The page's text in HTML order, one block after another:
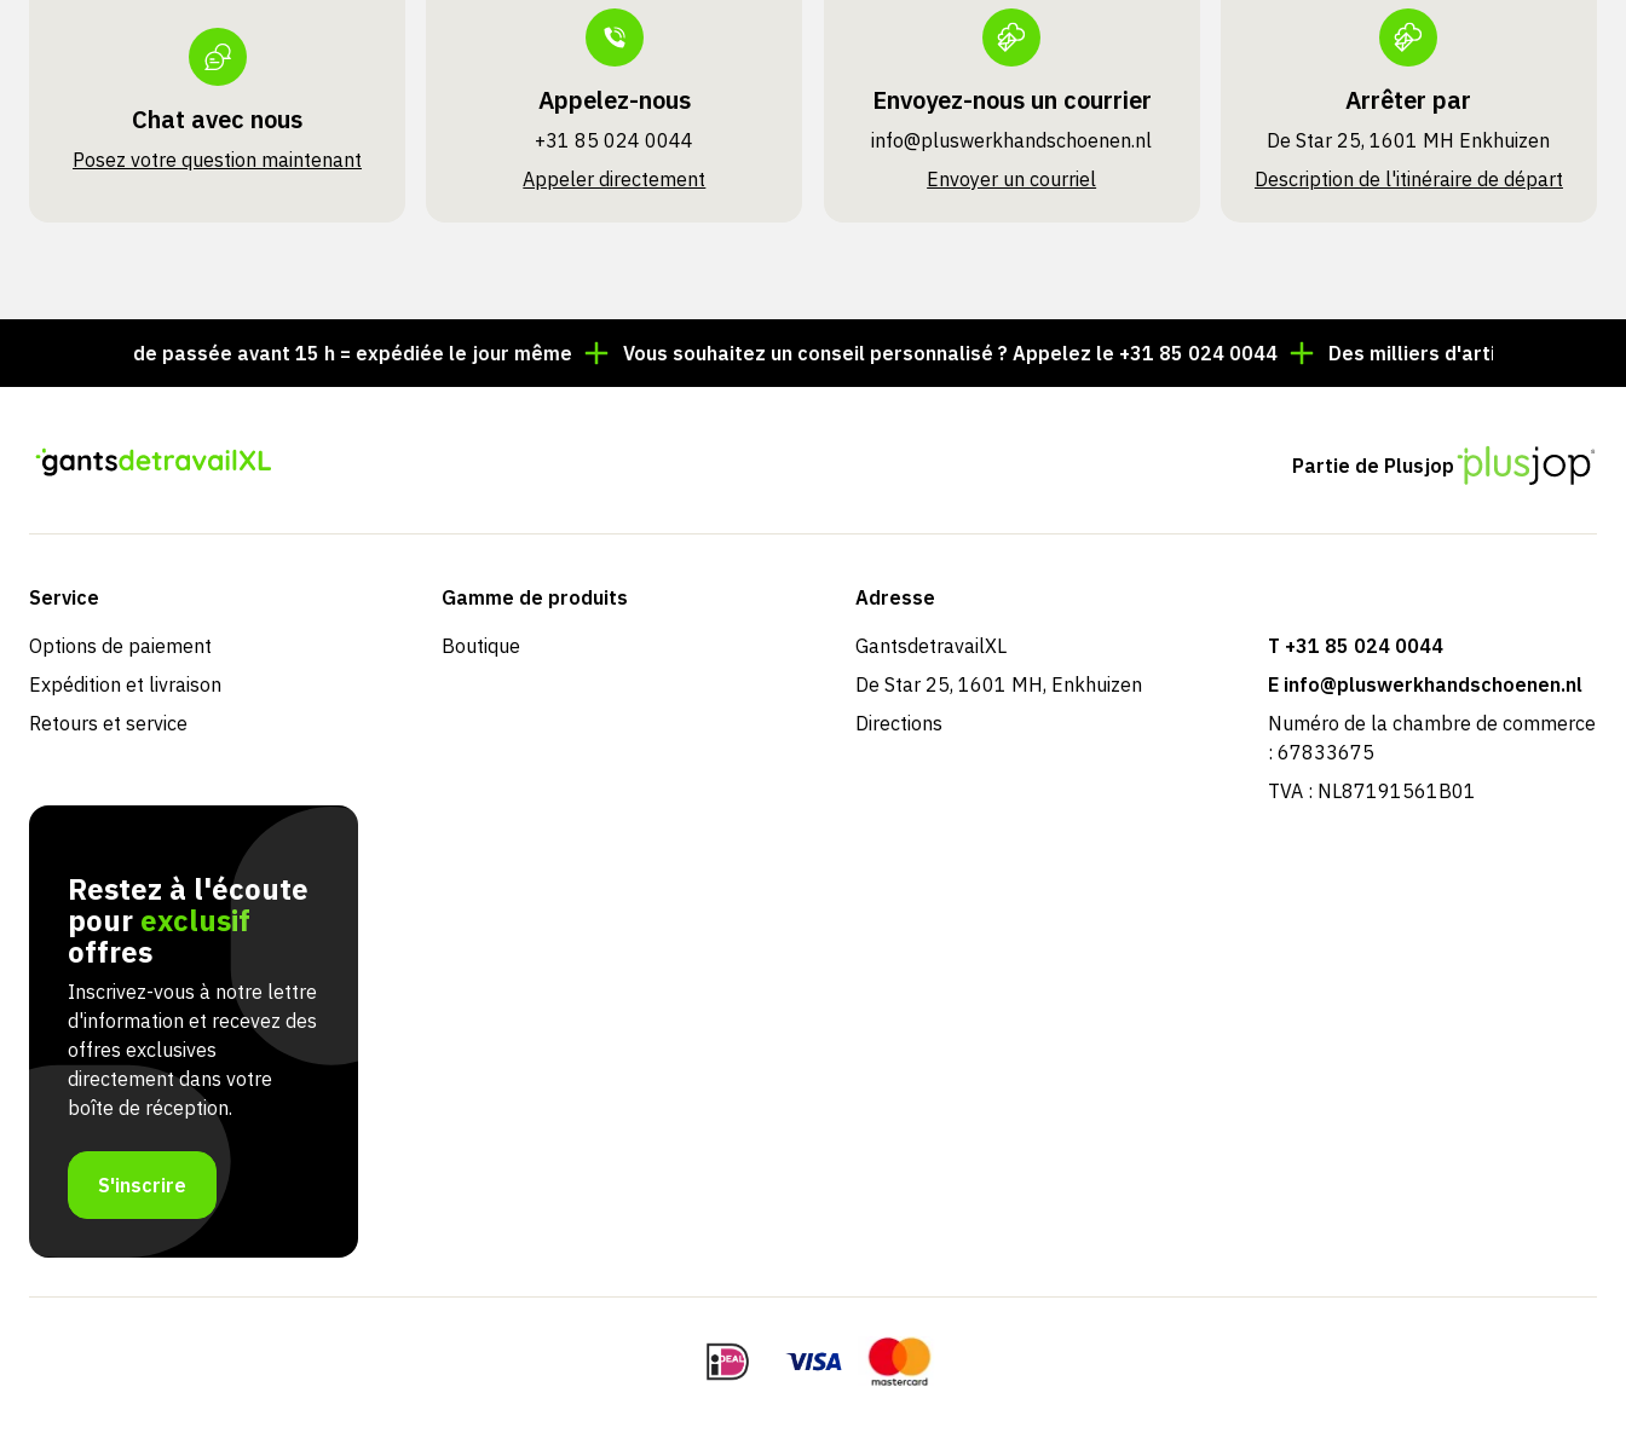
Chat avec nous
Posez votre question maintenant
Appelez-nous
+31 85 024 0044
Appeler directement
Envoyez-nous un courrier
info@pluswerk­handschoenen.nl
Envoyer un courriel
Arrêter par
De Star 25, 1601 MH Enkhuizen
Description de l'itinéraire de départ
passée avant 15 h = expédiée le jour même Vous souhaitez un conseil personnalisé ? Appelez le +31 85 024 0044 Des milliers d'articles toujours en
Partie de Plusjop
Service
Options de paiement
Expédition et livraison
Retours et service
Gamme de produits
Boutique
Adresse
GantsdetravailXL
De Star 25, 1601 MH, Enkhuizen
Directions
T +31 85 024 0044
E info@pluswerkhandschoenen.nl
Numéro de la chambre de commerce
: 67833675
TVA : NL87191561B01
Restez à l'écoute
pour exclusif
offres
Inscrivez-vous à notre lettre
d'information et recevez des
offres exclusives
directement dans votre
boîte de réception.
S'inscrire